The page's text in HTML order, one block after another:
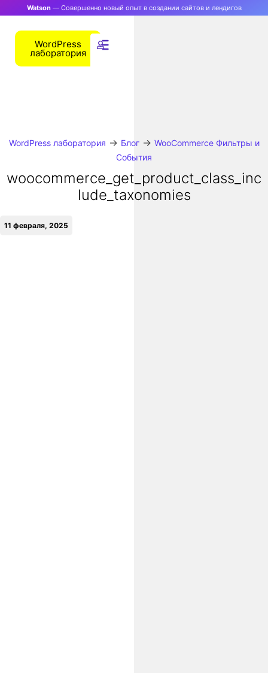
Watson— Совершенно новый опыт в создании сайтов и лендигов
WordPress
лаборатория
WordPress лаборатория → Блог→ WooCommerce Фильтры и
События
woocommerce_get_product_class_inc
lude_taxonomies
11 февраля, 2025